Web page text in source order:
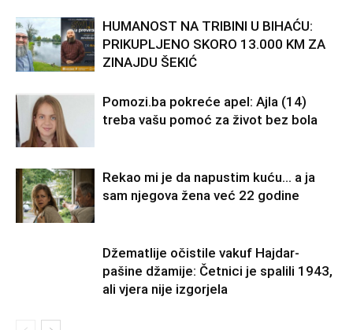
HUMANOST NA TRIBINI U BIHAĆU:
PRIKUPLJENO SKORO 13.000 KM ZA
ZINAJDU ŠEKIĆ
Pomozi.ba pokreće apel: Ajla (14)
treba vašu pomoć za život bez bola
Rekao mi je da napustim kuću… a ja
sam njegova žena već 22 godine
Džematlije očistile vakuf Hajdar-
pašine džamije: Četnici je spalili 1943,
ali vjera nije izgorjela